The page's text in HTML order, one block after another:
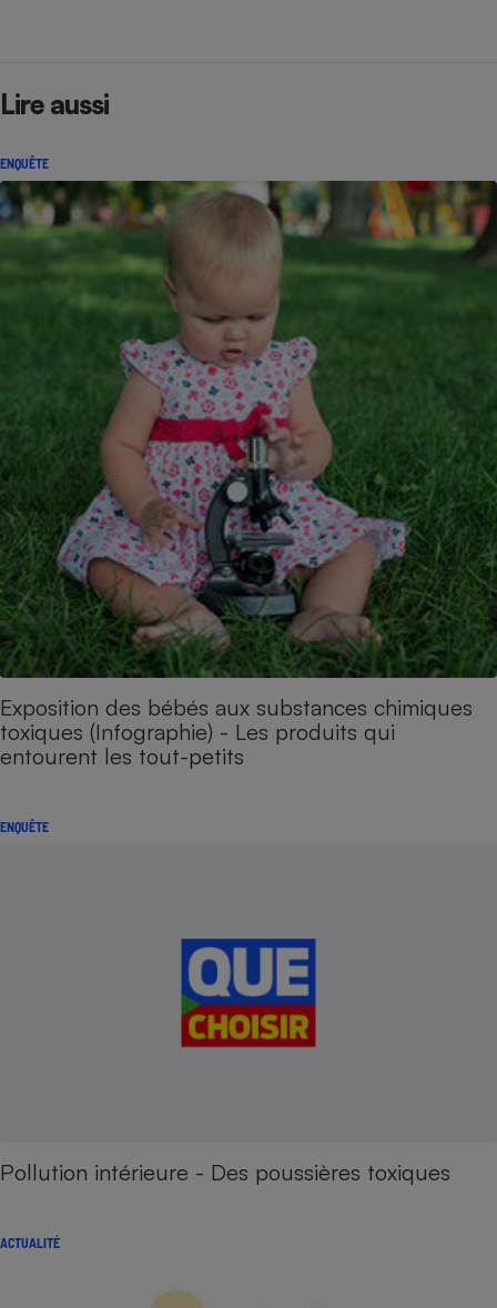
Lire aussi
ENQUÊTE
Exposition des bébés aux substances chimiques
toxiques (Infographie) - Les produits qui
entourent les tout-petits
ENQUÊTE
Pollution intérieure - Des poussières toxiques
ACTUALITÉ